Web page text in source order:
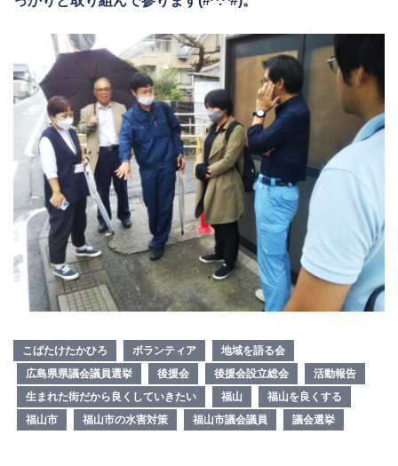
こばたけたかひろ ボランティア
地域を語る会
広島県県議会議員選挙
後援会 後援会設立総会
活動報告
生まれた街だから良くしていきたい
福山
福山を良くする
福山市
福山市の水害対策 福山市議会議員 議会選挙